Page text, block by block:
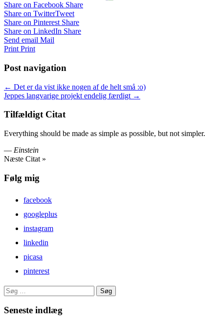
Share on Facebook Share
Share on TwitterTweet
Share on Pinterest Share
Share on LinkedIn Share
Send email Mail
Print Print
Post navigation
← Det er da vist ikke nogen af de helt små :o)
Jeppes langvarige projekt endelig færdigt →
Tilfældigt Citat
Everything should be made as simple as possible, but not simpler.
— Einstein
Næste Citat »
Følg mig
facebook
googleplus
instagram
linkedin
picasa
pinterest
Søg
efter:
Seneste indlæg